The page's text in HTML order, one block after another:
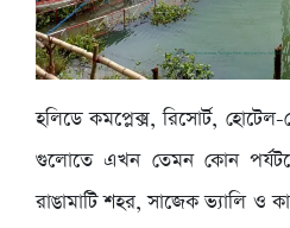
হলিডে কমপ্লেক্স, রিসোর্ট,
গুলোতে এখন তেমন কোন
রাঙামাটি শহর, সাজেক ভ্যালি ও